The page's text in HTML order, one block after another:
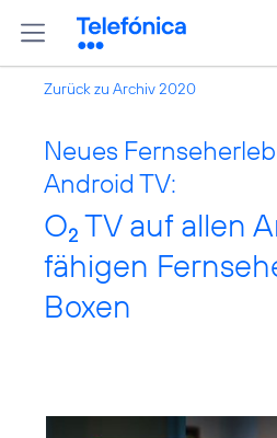
Zurück zu Archiv 2020
Neues
Android TV:
O2 TV auf allen
fähigen
Boxen